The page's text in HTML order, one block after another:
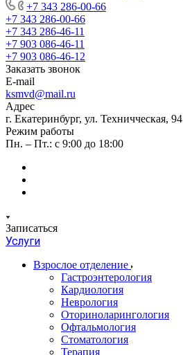
+7 343 286-00-66
+7 343 286-00-66
+7 343 286-46-11
+7 903 086-46-11
+7 903 086-46-12
Заказать звонок
E-mail
ksmvd@mail.ru
Адрес
г. Екатеринбург, ул. Техничческая, 94
Режим работы
Пн. – Пт.: с 9:00 до 18:00
Записаться
Услуги
Взрослое отделение
Гастроэнтерология
Кардиология
Неврология
Оториноларингология
Офтальмология
Стоматология
Терапия